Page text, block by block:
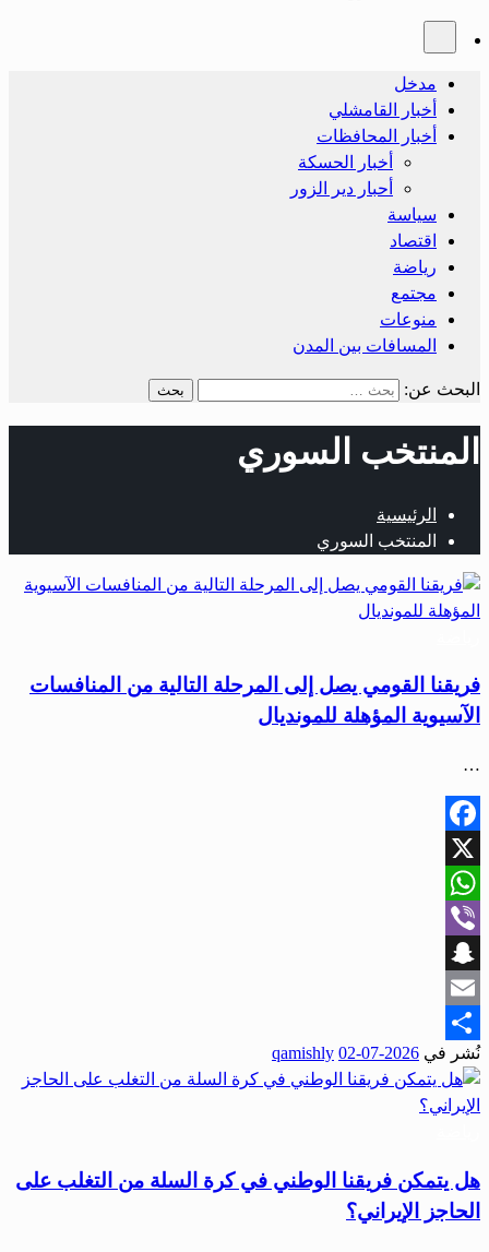
مدخل
أخبار القامشلي
أخبار المحافظات
أخبار الحسكة
أحبار دير الزور
سياسة
اقتصاد
رياضة
مجتمع
منوعات
المسافات بين المدن
البحث عن:
المنتخب السوري
الرئيسية
المنتخب السوري
فريقنا القومي يصل إلى المرحلة التالية من المنافسات
الآسيوية المؤهلة للمونديال
…
Facebook
X
WhatsApp
Viber
Snapchat
Email
Share
نُشر في 2026-07-02
qamishly
هل يتمكن فريقنا الوطني في كرة السلة من التغلب على
الحاجز الإيراني؟